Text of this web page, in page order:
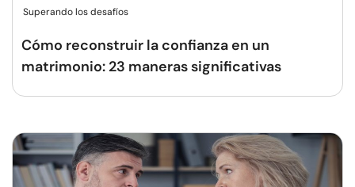
Superando los desafíos
Cómo reconstruir la confianza en un
matrimonio: 23 maneras significativas